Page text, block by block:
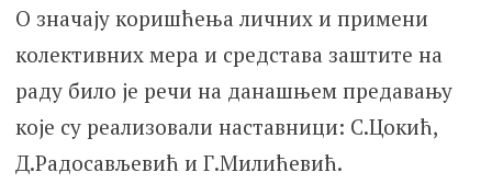
О значају коришћења личних и примени
колективних мера и средстава заштите на
раду било је речи на данашњем предавању
које су реализовали наставници: С.Цокић,
Д.Радосављевић и Г.Милићевић.